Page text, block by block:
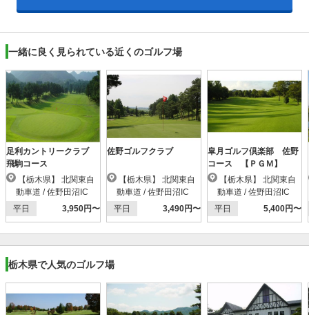
一緒に良く見られている近くのゴルフ場
足利カントリークラブ
飛駒コース
動車道 / 佐野田沼IC
平日
3,950円〜
佐野ゴルフクラブ
動車道 / 佐野田沼IC
平日
3,490円〜
皐月ゴルフ倶楽部 佐野
コース 【ＰＧＭ】
動車道 / 佐野田沼IC
平日
5,400円〜
栃木県で人気のゴルフ場